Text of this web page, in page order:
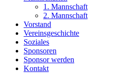
1. Mannschaft
2. Mannschaft
Vorstand
Vereinsgeschichte
Soziales
Sponsoren
Sponsor werden
Kontakt